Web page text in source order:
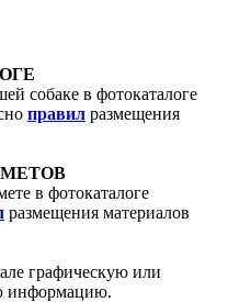
собаке в фотокаталоге
правил размещения
в фотокаталоге
размещения материалов
графическую или
информацию.